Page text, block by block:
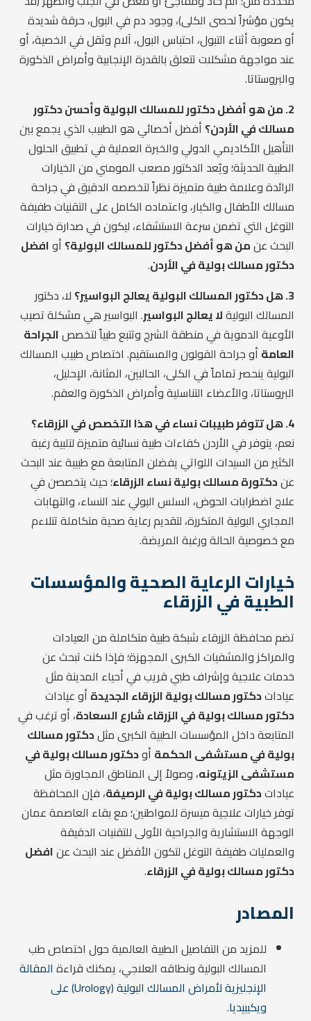
يكون مؤشراً لحصى الكلى)، وجود دم في البول، حرقة شديدة
أو صعوبة أثناء التبول، احتباس البول، آلام وثقل في الخصية، أو
عند مواجهة مشكلات تتعلق بالقدرة الإنجابية وأمراض الذكورة
والبروستاتا.
2. من هو أفضل دكتور للمسالك البولية وأحسن دكتور
مسالك في الأردن؟ أفضل أخصائي هو الطبيب الذي يجمع بين
التأهيل الأكاديمي الدولي والخبرة العملية في تطبيق الحلول
الطبية الحديثة؛ ويُعد الدكتور مصعب المومني من الخيارات
الرائدة وعلامة طبية متميزة نظراً لتخصصه الدقيق في جراحة
مسالك الأطفال والكبار، واعتماده الكامل على التقنيات طفيفة
التوغل التي تضمن سرعة الاستشفاء، ليكون في صدارة خيارات
البحث عنمن هو أفضل دكتور للمسالك البولية؟ أوافضل
دكتور مسالك بولية في الأردن.
3. هل دكتور المسالك البولية يعالج البواسير؟
لا، دكتور
المسالك البوليةلا يعالج البواسير. البواسير هي مشكلة تصيب
الأوعية الدموية في منطقة الشرج وتتبع طبياً لتخصصالجراحة
العامة أو جراحة القولون والمستقيم. اختصاص طبيب المسالك
البولية ينحصر تماماً في الكلى، الحالبين، المثانة، الإحليل،
البروستاتا، والأعضاء التناسلية وأمراض الذكورة والعقم.
4. هل تتوفر طبيبات نساء في هذا التخصص في الزرقاء؟
نعم، يتوفر في الأردن كفاءات طبية نسائية متميزة لتلبية رغبة
الكثير من السيدات اللواتي يفضلن المتابعة مع طبيبة عند البحث
عندكتورة مسالك بولية نساء الزرقاء؛ حيث يتخصصن في
علاج اضطرابات الحوض، السلس البولي عند النساء، والتهابات
المجاري البولية المتكررة، لتقديم رعاية صحية متكاملة تتلاءم
مع خصوصية الحالة ورغبة المريضة.
خيارات الرعاية الصحية والمؤسسات
الطبية في الزرقاء
تضم محافظة الزرقاء شبكة طبية متكاملة من العيادات
والمراكز والمشفيات الكبرى المجهزة؛ فإذا كنت تبحث عن
خدمات علاجية وإشراف طبي قريب في أحياء المدينة مثل
عياداتدكتور مسالك بولية الزرقاء الجديدة أو عيادات
دكتور مسالك بولية في الزرقاء شارع السعادة، أو ترغب في
المتابعة داخل المؤسسات الطبية الكبرى مثلدكتور مسالك
بولية في مستشفى الحكمة أودكتور مسالك بولية في
مستشفى الزيتونه، وصولاً إلى المناطق المجاورة مثل
عياداتدكتور مسالك بولية في الرصيفة، فإن المحافظة
توفر خيارات علاجية ميسرة للمواطنين؛ مع بقاء العاصمة عمان
الوجهة الاستشارية والجراحية الأولى للتقنيات الدقيقة
والعمليات طفيفة التوغل لتكون الأفضل عند البحث عنافضل
دكتور مسالك بولية في الزرقاء.
المصادر
للمزيد من التفاصيل الطبية العالمية حول اختصاص طب
المسالك البولية ونطاقه العلاجي، يمكنك قراءة المقالة
الإنجليزية لأمراض المسالك البولية (Urology) على
ويكيبيديا.